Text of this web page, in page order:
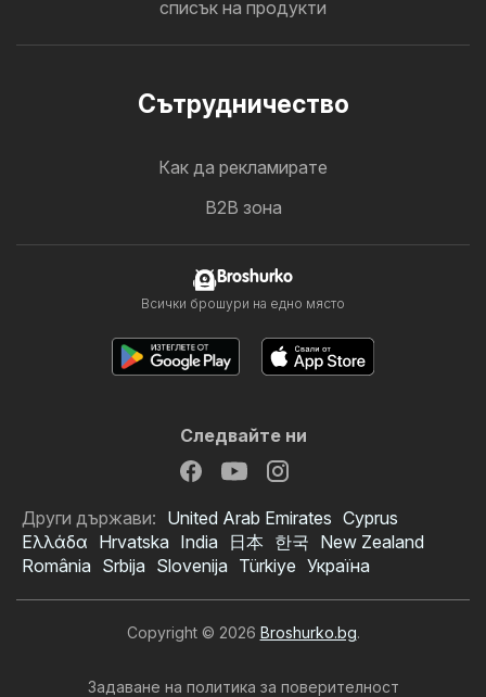
списък на продукти
Cътрудничество
Как да рекламирате
B2B зона
Broshurko
Всички брошури на едно място
Следвайте ни
Други държави: United Arab Emirates Cyprus
Ελλάδα Hrvatska India 日本 한국 New Zealand
România Srbija Slovenija Türkiye Україна
Copyright © 2026 Broshurko.bg.
Задаване на политика за поверителност